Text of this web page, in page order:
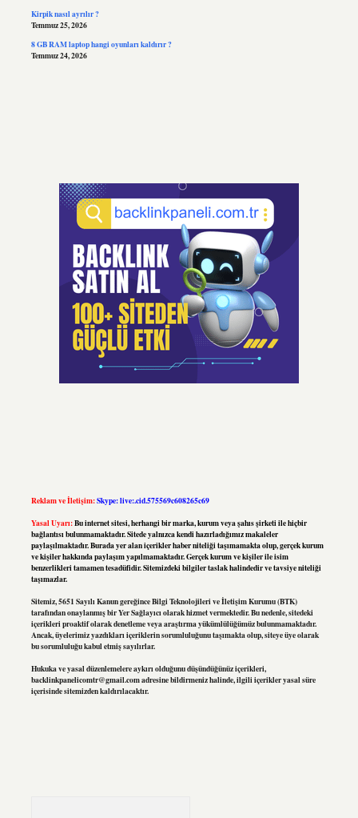
Kirpik nasıl ayrılır ?
Temmuz 25, 2026
8 GB RAM laptop hangi oyunları kaldırır ?
Temmuz 24, 2026
Reklam ve İletişim:Skype: live:.cid.575569c608265c69
Yasal Uyarı:Bu internet sitesi, herhangi bir marka, kurum veya şahıs şirketi ile hiçbir
bağlantısı bulunmamaktadır. Sitede yalnızca kendi hazırladığımız makaleler
paylaşılmaktadır. Burada yer alan içerikler haber niteliği taşımamakta olup, gerçek kurum
ve kişiler hakkında paylaşım yapılmamaktadır. Gerçek kurum ve kişiler ile isim
benzerlikleri tamamen tesadüfidir. Sitemizdeki bilgiler taslak halindedir ve tavsiye niteliği
taşımazlar.
Sitemiz, 5651 Sayılı Kanun gereğince Bilgi Teknolojileri ve İletişim Kurumu (BTK)
tarafından onaylanmış bir Yer Sağlayıcı olarak hizmet vermektedir. Bu nedenle, sitedeki
içerikleri proaktif olarak denetleme veya araştırma yükümlülüğümüz bulunmamaktadır.
Ancak, üyelerimiz yazdıkları içeriklerin sorumluluğunu taşımakta olup, siteye üye olarak
bu sorumluluğu kabul etmiş sayılırlar.
Hukuka ve yasal düzenlemelere aykırı olduğunu düşündüğünüz içerikleri,
backlinkpanelicomtr@gmail.comadresine bildirmeniz halinde, ilgili içerikler yasal süre
içerisinde sitemizden kaldırılacaktır.